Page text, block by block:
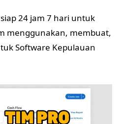
24 jam 7 hari untuk
menggunakan, membuat,
Software Kepulauan